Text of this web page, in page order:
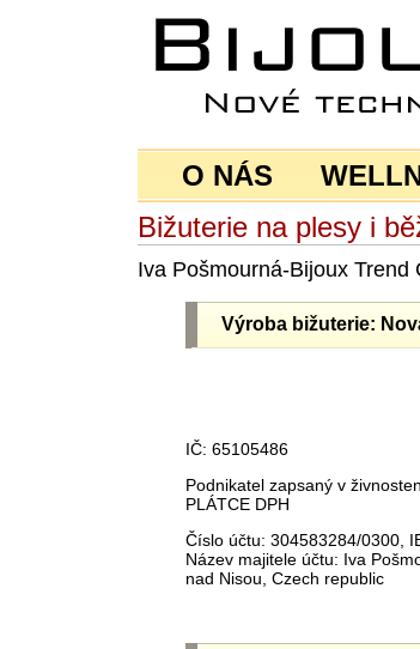
O NÁS
Bižuterie na plesy i
Iva Pošmourná-Bijoux Trend
Výroba bižuterie:
IČ: 65105486
Podnikatel zapsaný v
PLÁTCE DPH
Číslo účtu: 304583284/0300,
Název majitele účtu: Iva
nad Nisou, Czech republic